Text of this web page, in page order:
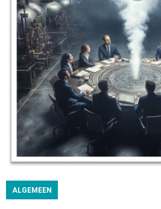
ALGEMEEN